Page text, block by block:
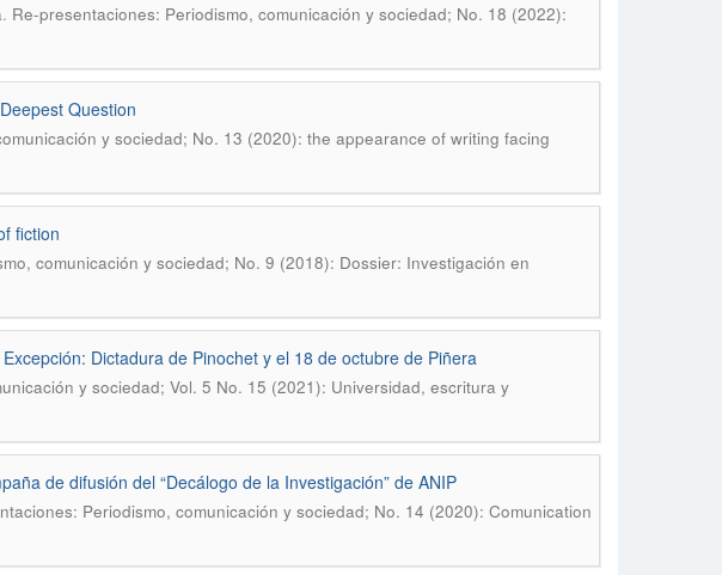
. Re-presentaciones: Periodismo, comunicación y sociedad; No. 18 (2022):
Question
y sociedad; No. 13 (2020): the appearance of writing facing
fiction
comunicación y sociedad; No. 9 (2018): Dossier: Investigación en
Dictadura de Pinochet y el 18 de octubre de Piñera
y sociedad; Vol. 5 No. 15 (2021): Universidad, escritura y
de difusión del “Decálogo de la Investigación” de ANIP
Periodismo, comunicación y sociedad; No. 14 (2020): Comunication